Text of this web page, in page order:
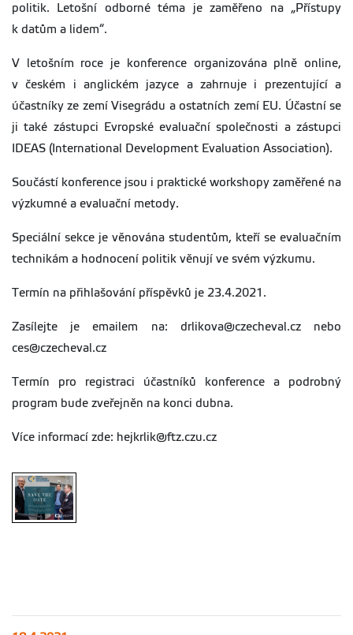
politik. Letošní odborné téma je zaměřeno na „Přístupy
k datům a lidem“.
V letošním roce je konference organizována plně online,
v českém i anglickém jazyce a zahrnuje i prezentující a
účastníky ze zemí Visegrádu a ostatních zemí EU. Účastní se
ji také zástupci Evropské evaluační společnosti a zástupci
IDEAS (International Development Evaluation Association).
Součástí konference jsou i praktické workshopy zaměřené na
výzkumné a evaluační metody.
Speciální sekce je věnována studentům, kteří se evaluačním
technikám a hodnocení politik věnují ve svém výzkumu.
Termín na přihlašování příspěvků je 23.4.2021.
Zasílejte je emailem na: drlikova@czecheval.cz nebo
ces@czecheval.cz
Termín pro registraci účastníků konference a podrobný
program bude zveřejněn na konci dubna.
Více informací zde: hejkrlik@ftz.czu.cz